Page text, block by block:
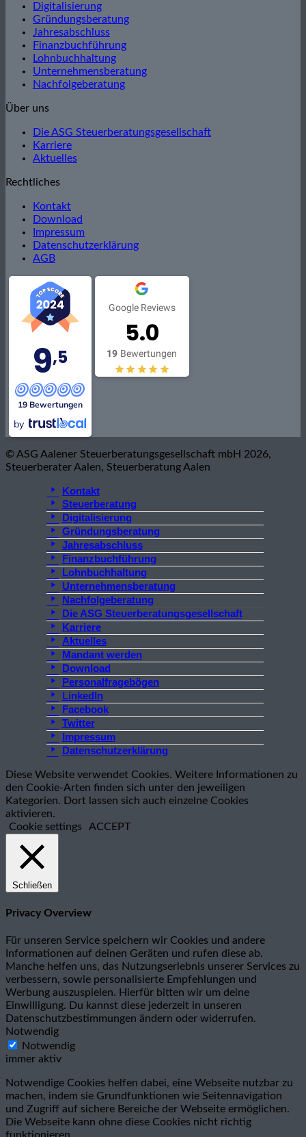
Digitalisierung
Gründungsberatung
Jahresabschluss
Finanzbuchführung
Lohnbuchhaltung
Unternehmensberatung
Nachfolgeberatung
Über uns
Die ASG Steuerberatungsgesellschaft
Karriere
Aktuelles
Rechtliches
Kontakt
Download
Impressum
Datenschutzerklärung
AGB
9,5
19 Bewertungen
by
Google Reviews
5.0
19 Bewertungen
© ASG Aalener Steuerberatungsgesellschaft mbH 2026,
Steuerberater Aalen, Steuerberatung Aalen
Steuerberatung
Die ASG Steuerberatungsgesellschaft
Kontakt
Digitalisierung
Karriere
Download
Gründungsberatung
Aktuelles
Personalfragebögen
Jahresabschluss
Mandant werden
LinkedIn
Finanzbuchführung
Facebook
Lohnbuchhaltung
Twitter
Unternehmensberatung
Impressum
Nachfolgeberatung
Datenschutzerklärung
Diese Website verwendet Cookies. Weitere Informationen zu
den Cookie-Arten finden sich unter den jeweiligen
Kategorien. Dort lassen sich auch einzelne Cookies
aktivieren.
Cookie settings
ACCEPT
Schließen
Privacy Overview
Für unseren Service speichern wir Cookies und andere
Informationen auf deinen Geräten und rufen diese ab.
Manche helfen uns, das Nutzungserlebnis unserer Services zu
verbessern, sowie personalisierte Empfehlungen und
Werbung auszuspielen. Hierfür bitten wir um deine
Einwilligung. Du kannst diese jederzeit in unseren
Datenschutzbestimmungen ändern oder widerrufen.
Notwendig
Notwendig
immer aktiv
Notwendige Cookies helfen dabei, eine Webseite nutzbar zu
machen, indem sie Grundfunktionen wie Seitennavigation
und Zugriff auf sichere Bereiche der Webseite ermöglichen.
Die Webseite kann ohne diese Cookies nicht richtig